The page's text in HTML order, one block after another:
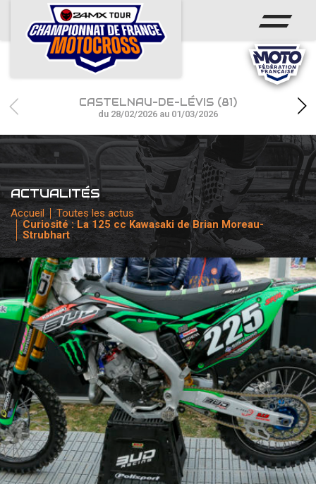
ACCUEIL
ACTUS
CALENDRIER
RÉSULTATS
PHOTOS / WEB TV
CHAMPIONNAT
PARTENAIRES
accéder à la billetterie
CASTELNAU-DE-LÉVIS (81)
du 28/02/2026 au 01/03/2026
ACTUALITÉS
Accueil
Toutes les actus
Curiosité : La 125 cc Kawasaki de Brian Moreau-
Strubhart